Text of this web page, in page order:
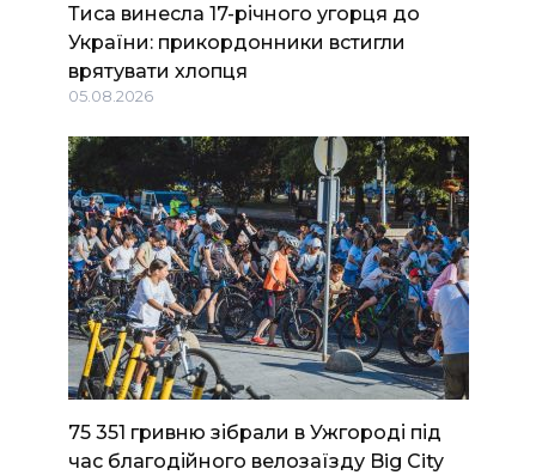
Тиса винесла 17-річного угорця до
України: прикордонники встигли
врятувати хлопця
05.08.2026
75 351 гривню зібрали в Ужгороді під
час благодійного велозаїзду Big Сity